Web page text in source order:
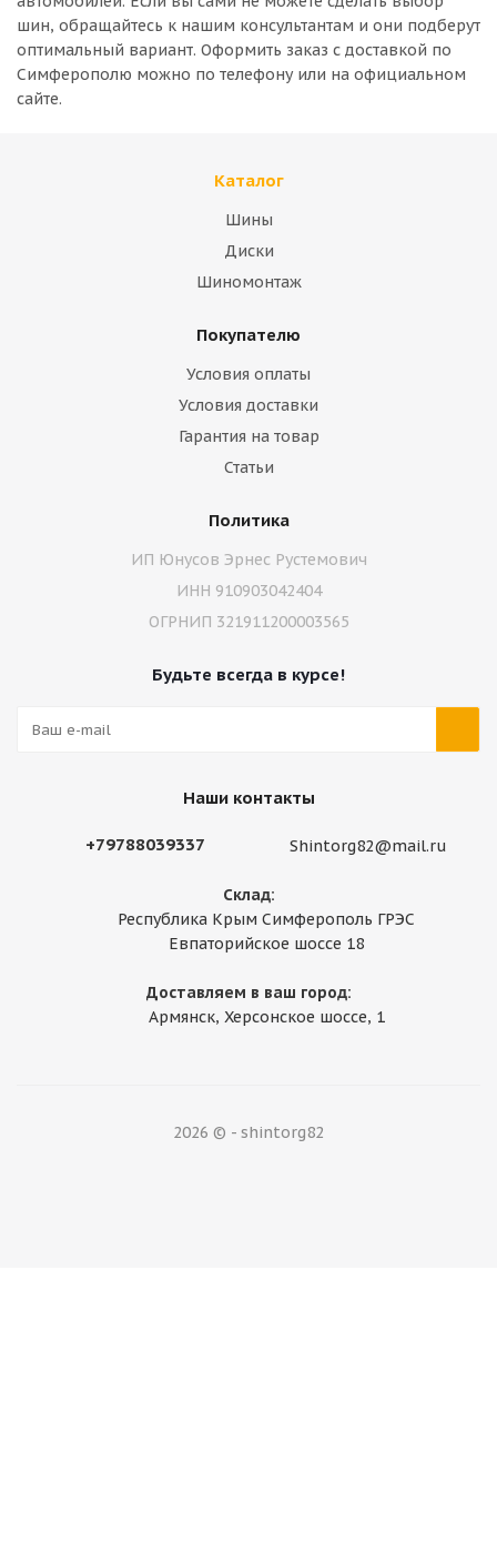
шин, обращайтесь к нашим консультантам и они подберут
оптимальный вариант. Оформить заказ с доставкой по
Симферополю можно по телефону или на официальном
сайте.
Каталог
Шины
Диски
Шиномонтаж
Покупателю
Условия оплаты
Условия доставки
Гарантия на товар
Статьи
Политика
ИП Юнусов Эрнес Рустемович
ИНН 910903042404
ОГРНИП 321911200003565
Будьте всегда в курсе!
Наши контакты
+79788039337 Shintorg82@mail.ru
Склад:
Республика Крым Симферополь ГРЭС
Евпаторийское шоссе 18
Доставляем в ваш город:
Армянск, Херсонское шоссе, 1
2026 © - shintorg82